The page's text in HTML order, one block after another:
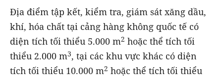
Địa điểm tập kết, kiểm tra, giám sát xăng dầu,
khí, hóa chất tại cảng hàng không quốc tế có
diện tích tối thiểu 5.000 m2 hoặc thể tích tối
thiểu 2.000 m3, tại các khu vực khác có diện
tích tối thiểu 10.000 m2 hoặc thể tích tối thiểu